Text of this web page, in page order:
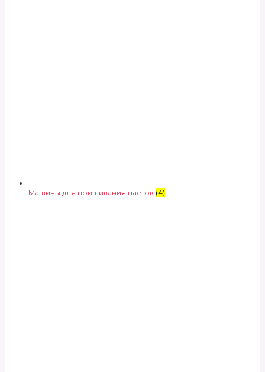
Машины для пришивания паеток (4)